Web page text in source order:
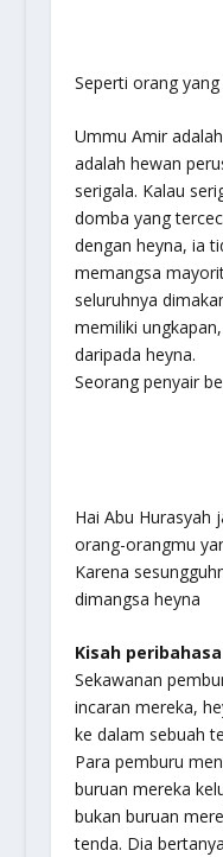
Seperti orang
Ummu Amir
adalah hewan
serigala. Kalau
domba yang
dengan heyna, ia
memangsa
seluruhnya
memiliki ungkapan, أَفْسَدُ مِنَ الضَّبُعْ lebih merusak
daripada heyna.
Seorang penyair
Hai Abu Hurasyah
orang-orangmu
Karena
dimangsa heyna
Kisah
Sekawanan
incaran mereka,
ke dalam sebuah
Para pemburu
buruan mereka
bukan buruan
tenda. Dia